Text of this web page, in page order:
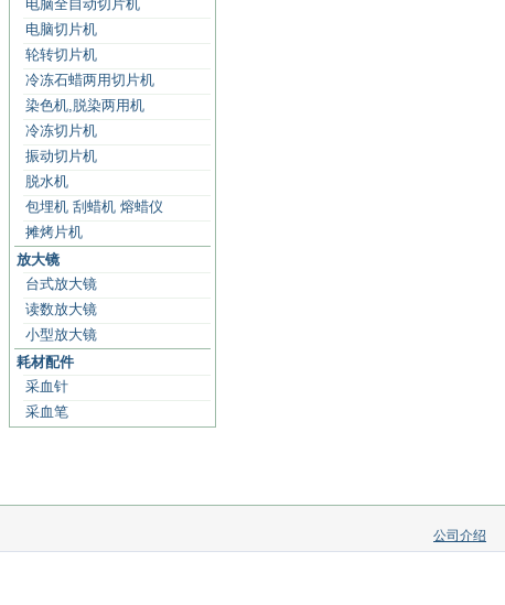
电脑全自动切片机
电脑切片机
轮转切片机
冷冻石蜡两用切片机
染色机,脱染两用机
冷冻切片机
振动切片机
脱水机
包埋机 刮蜡机 熔蜡仪
摊烤片机
放大镜
台式放大镜
读数放大镜
小型放大镜
耗材配件
采血针
采血笔
公司介绍